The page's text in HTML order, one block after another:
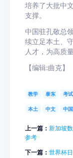
培养了大批中
支撑。
中国驻孔敬总
续立足本土、
人才，为高质
【编辑:曲克】
教学 泰东 考试
本土 中文 中
上一篇： 新加坡
参考
下一篇： 世界杯